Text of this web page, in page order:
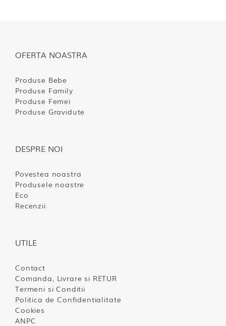
OFERTA NOASTRA
Produse Bebe
Produse Family
Produse Femei
Produse Gravidute
DESPRE NOI
Povestea noastra
Produsele noastre
Eco
Recenzii
UTILE
Contact
Comanda, Livrare si RETUR
Termeni si Conditii
Politica de Confidentialitate
Cookies
ANPC